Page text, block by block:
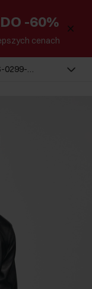
-60%
cenach
0299-